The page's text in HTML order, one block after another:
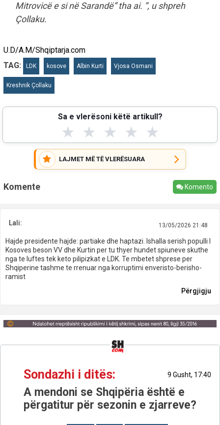
Mitrovicë e si në Sarandë” tha ai. ”, u shpreh
Çollaku.
U.D/A.M/Shqiptarja.com
TAG:
LDK kosove Albin Kurti Vjosa Osmani
Kreshnik Çollaku
Sa e vlerësoni këtë artikull?
★ ★ ★ ★ ★
LAJMET MË TË VLERËSUARA
Komente Komento
Lali: 13/05/2026 21:48
Hajde presidente hajde: partiake dhe haptazi. Ishalla serish populli I
Kosoves beson VV dhe Kurtin per tu thyer hundet spiuneve skuthe
nga te luftes tek keto pilipizkat e LDK. Te mbetet shprese per
Shqiperine tashme te rrenuar nga korruptimi enveristo-berisho-
ramist
Përgjigju
Sondazhi i ditës: 9 Gusht, 17:40
A mendoni se Shqipëria është e
përgatitur për sezonin e zjarreve?